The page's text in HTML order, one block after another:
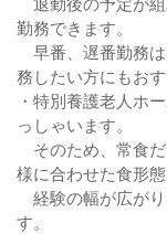
勤務できます。
早番、遅番勤務
務したい方にもおす
・特別養護老人ホ
っしゃいます。
そのため、常食
様に合わせた食形
経験の幅が広が
す。